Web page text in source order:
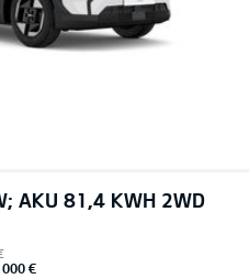
AKU 81,4 KWH 2WD
€